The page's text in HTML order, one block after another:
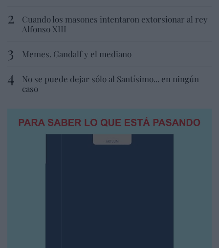
Cuando los masones intentaron extorsionar al rey
Alfonso XIII
Memes. Gandalf y el mediano
No se puede dejar sólo al Santísimo... en ningún
caso